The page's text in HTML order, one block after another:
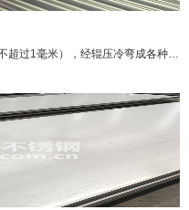
不锈钢压瓦板是采用不锈钢卷板（厚度一般不超过1毫米），经辊压冷弯成各种波型的压型